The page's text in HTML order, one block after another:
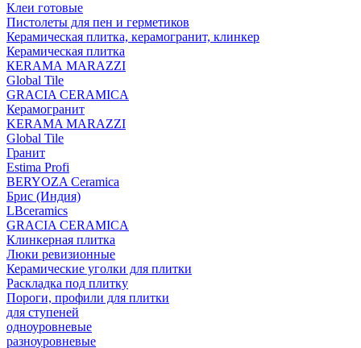
Клеи готовые
Пистолеты для пен и герметиков
Керамическая плитка, керамогранит, клинкер
Керамическая плитка
КЕRАМА MARAZZI
Global Tile
GRACIA CERAMICA
Керамогранит
KERAMA MARAZZI
Global Tile
Гранит
Estima Profi
BERYOZA Ceramica
Брис (Индия)
LBceramics
GRACIA CERAMICA
Клинкерная плитка
Люки ревизионные
Керамические уголки для плитки
Раскладка под плитку
Пороги, профили для плитки
для ступеней
одноуровневые
разноуровневые